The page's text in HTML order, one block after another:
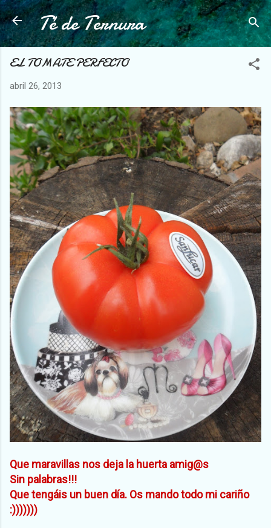
Ir al contenido principal
Té de Ternura
EL TOMATE PERFECTO
abril 26, 2013
Que maravillas nos deja la huerta amig@s
Sin palabras!!!
Que tengáis un buen día. Os mando todo mi cariño
:)))))))